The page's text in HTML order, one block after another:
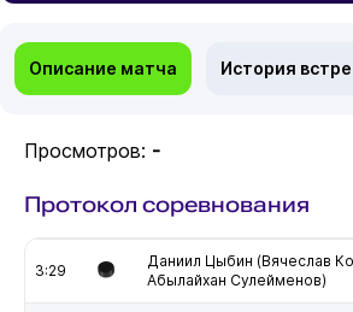
Описание матча История
Просмотров: -
Протокол соревнования
3:29
Даниил Цыбин (Вячеслав
Абылайхан Сулейменов)